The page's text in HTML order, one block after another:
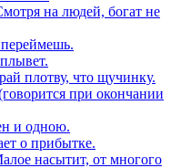
на людей, богат не
плотву, что щучинку.
при окончании
и одною.
о прибытке.
насытит, от многого